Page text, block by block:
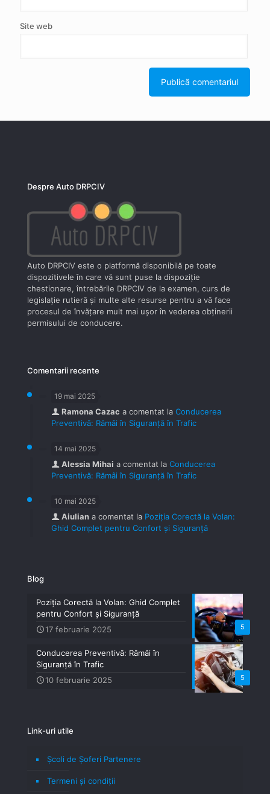
Site web
Despre Auto DRPCIV
Auto DRPCIV este o platformă disponibilă pe toate
dispozitivele în care vă sunt puse la dispoziţie
chestionare, întrebările DRPCIV de la examen, curs de
legislaţie rutieră şi multe alte resurse pentru a vă face
procesul de învăţare mult mai uşor în vederea obţinerii
permisului de conducere.
Comentarii recente
19 mai 2025
Ramona Cazac a comentat la Conducerea
Preventivă: Rămâi în Siguranță în Trafic
14 mai 2025
Alessia Mihai a comentat la Conducerea
Preventivă: Rămâi în Siguranță în Trafic
10 mai 2025
Aiulian a comentat la Poziția Corectă la Volan:
Ghid Complet pentru Confort și Siguranță
Blog
5
Poziția Corectă la Volan: Ghid Complet
pentru Confort și Siguranță
17 februarie 2025
5
Conducerea Preventivă: Rămâi în
Siguranță în Trafic
10 februarie 2025
Link-uri utile
Școli de Șoferi Partenere
Termeni şi condiţii